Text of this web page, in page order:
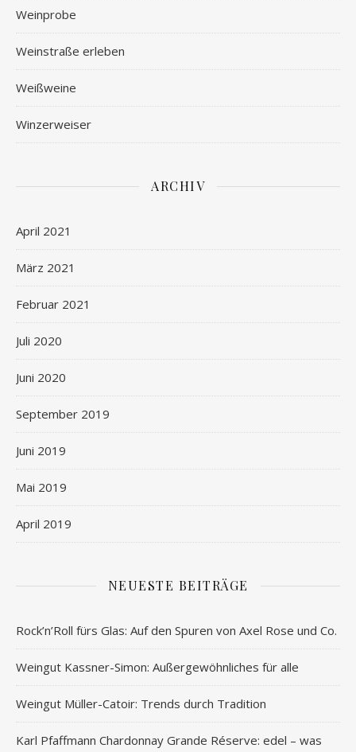
Weinprobe
Weinstraße erleben
Weißweine
Winzerweiser
ARCHIV
April 2021
März 2021
Februar 2021
Juli 2020
Juni 2020
September 2019
Juni 2019
Mai 2019
April 2019
NEUESTE BEITRÄGE
Rock’n’Roll fürs Glas: Auf den Spuren von Axel Rose und Co.
Weingut Kassner-Simon: Außergewöhnliches für alle
Weingut Müller-Catoir: Trends durch Tradition
Karl Pfaffmann Chardonnay Grande Réserve: edel – was